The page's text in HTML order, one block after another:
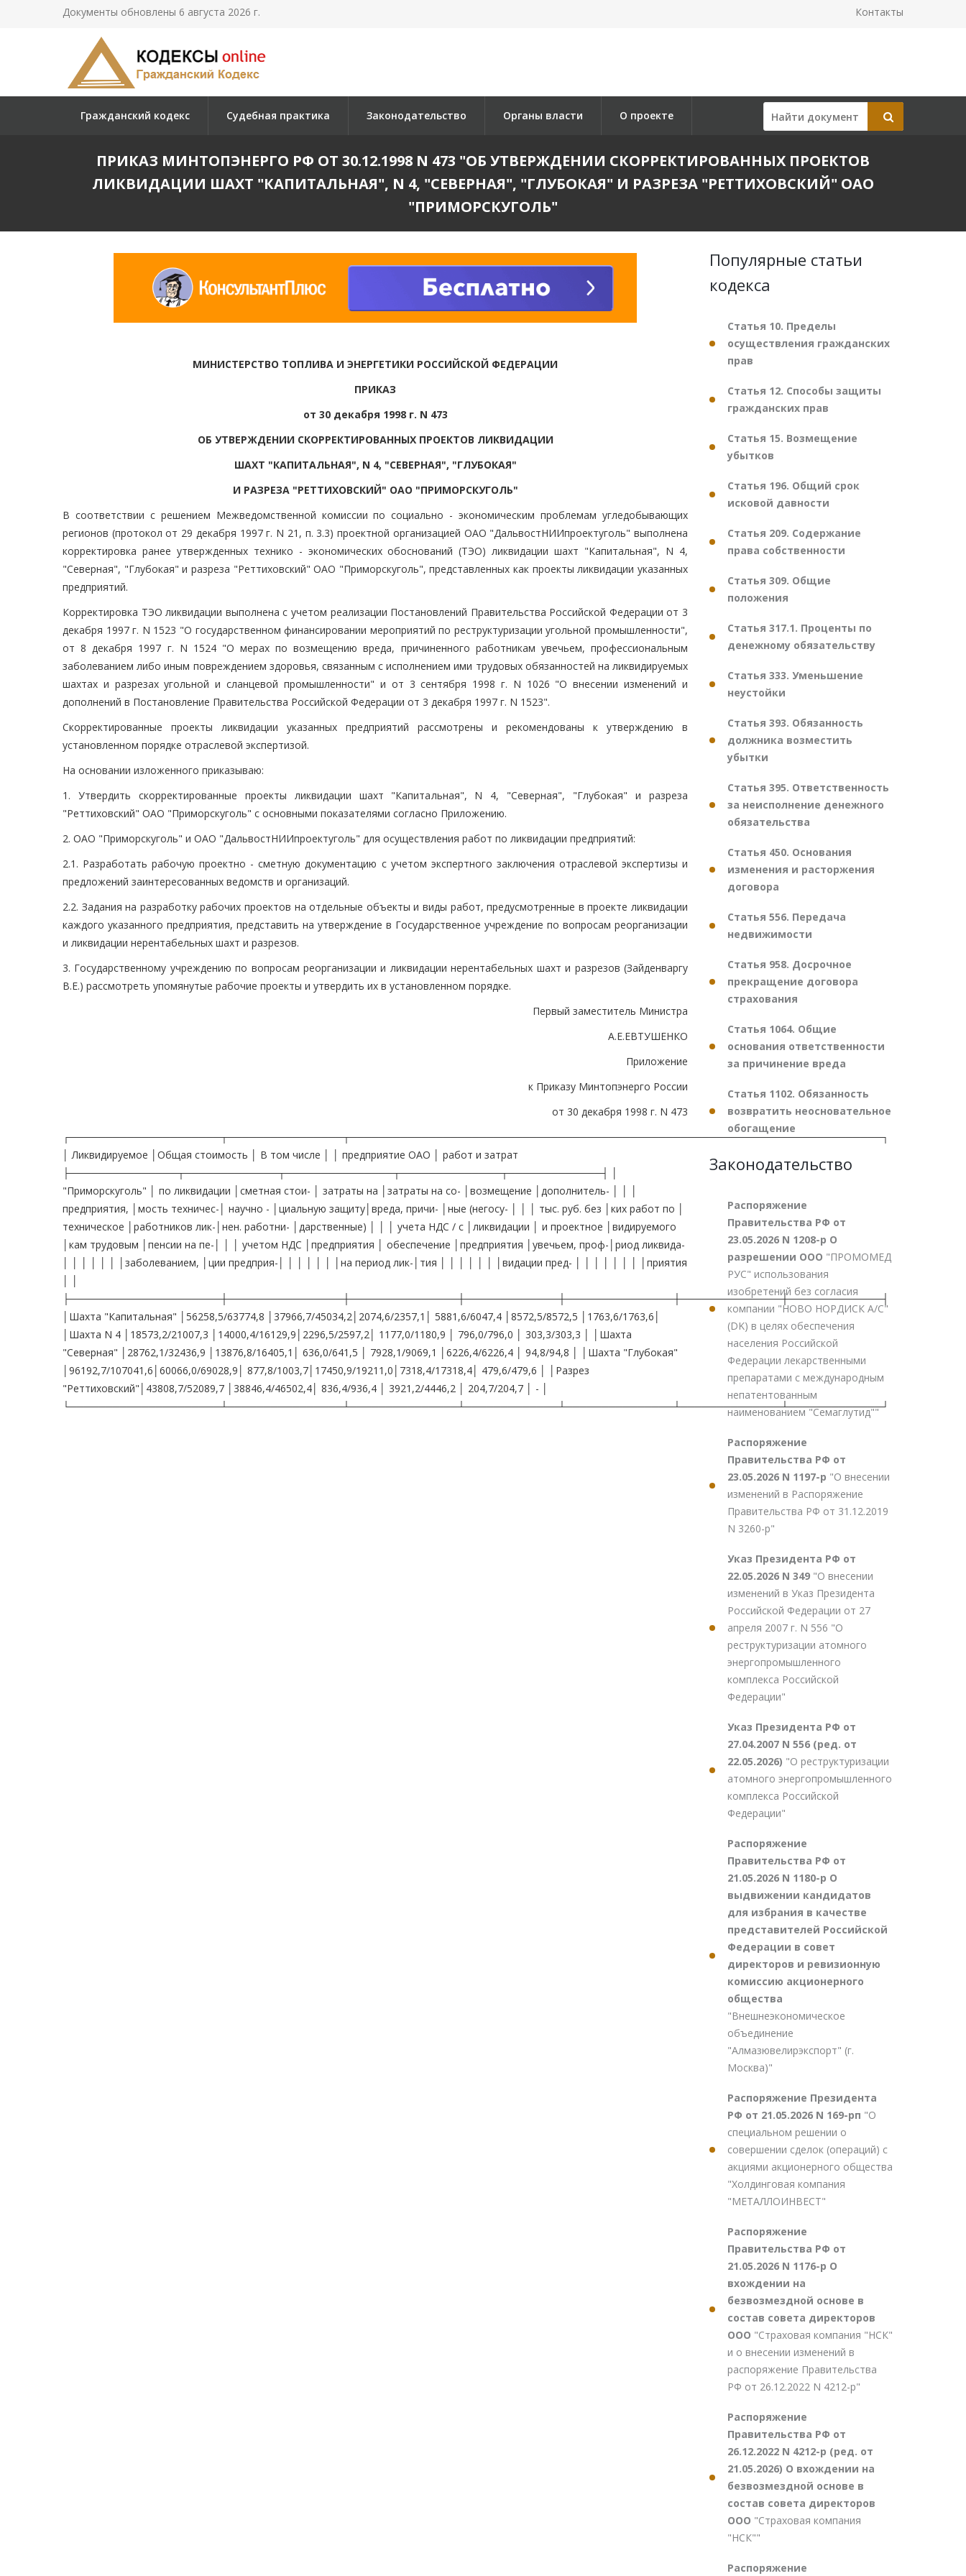
Документы обновлены 6 августа 2026 г. Контакты
Гражданский кодекс Судебная практика Законодательство Органы власти О проекте
ПРИКАЗ МИНТОПЭНЕРГО РФ ОТ 30.12.1998 N 473 "ОБ УТВЕРЖДЕНИИ СКОРРЕКТИРОВАННЫХ ПРОЕКТОВ
ЛИКВИДАЦИИ ШАХТ "КАПИТАЛЬНАЯ", N 4, "СЕВЕРНАЯ", "ГЛУБОКАЯ" И РАЗРЕЗА "РЕТТИХОВСКИЙ" ОАО
"ПРИМОРСКУГОЛЬ"
МИНИСТЕРСТВО ТОПЛИВА И ЭНЕРГЕТИКИ РОССИЙСКОЙ ФЕДЕРАЦИИ
ПРИКАЗ
от 30 декабря 1998 г. N 473
ОБ УТВЕРЖДЕНИИ СКОРРЕКТИРОВАННЫХ ПРОЕКТОВ ЛИКВИДАЦИИ
ШАХТ "КАПИТАЛЬНАЯ", N 4, "СЕВЕРНАЯ", "ГЛУБОКАЯ"
И РАЗРЕЗА "РЕТТИХОВСКИЙ" ОАО "ПРИМОРСКУГОЛЬ"
В соответствии с решением Межведомственной комиссии по социально - экономическим проблемам угледобывающих
регионов (протокол от 29 декабря 1997 г. N 21, п. 3.3) проектной организацией ОАО "ДальвостНИИпроектуголь" выполнена
корректировка ранее утвержденных технико - экономических обоснований (ТЭО) ликвидации шахт "Капитальная", N 4,
"Северная", "Глубокая" и разреза "Реттиховский" ОАО "Приморскуголь", представленных как проекты ликвидации указанных
предприятий.
Корректировка ТЭО ликвидации выполнена с учетом реализации Постановлений Правительства Российской Федерации от 3
декабря 1997 г. N 1523 "О государственном финансировании мероприятий по реструктуризации угольной промышленности",
от 8 декабря 1997 г. N 1524 "О мерах по возмещению вреда, причиненного работникам увечьем, профессиональным
заболеванием либо иным повреждением здоровья, связанным с исполнением ими трудовых обязанностей на ликвидируемых
шахтах и разрезах угольной и сланцевой промышленности" и от 3 сентября 1998 г. N 1026 "О внесении изменений и
дополнений в Постановление Правительства Российской Федерации от 3 декабря 1997 г. N 1523".
Скорректированные проекты ликвидации указанных предприятий рассмотрены и рекомендованы к утверждению в
установленном порядке отраслевой экспертизой.
На основании изложенного приказываю:
1. Утвердить скорректированные проекты ликвидации шахт "Капитальная", N 4, "Северная", "Глубокая" и разреза
"Реттиховский" ОАО "Приморскуголь" с основными показателями согласно Приложению.
2. ОАО "Приморскуголь" и ОАО "ДальвостНИИпроектуголь" для осуществления работ по ликвидации предприятий:
2.1. Разработать рабочую проектно - сметную документацию с учетом экспертного заключения отраслевой экспертизы и
предложений заинтересованных ведомств и организаций.
2.2. Задания на разработку рабочих проектов на отдельные объекты и виды работ, предусмотренные в проекте ликвидации
каждого указанного предприятия, представить на утверждение в Государственное учреждение по вопросам реорганизации
и ликвидации нерентабельных шахт и разрезов.
3. Государственному учреждению по вопросам реорганизации и ликвидации нерентабельных шахт и разрезов (Зайденваргу
В.Е.) рассмотреть упомянутые рабочие проекты и утвердить их в установленном порядке.
Первый заместитель Министра
А.Е.ЕВТУШЕНКО
Приложение
к Приказу Минтопэнерго России
от 30 декабря 1998 г. N 473
┌─────────────────────┬────────────────┬──────────────────────────────────────────────────────────────────────────┐
│ Ликвидируемое │Общая стоимость │ В том числе │ │ предприятие ОАО │ работ и затрат
├───────────────┬─────────────┬───────────────┬──────────────┬─────────────┤ │
"Приморскуголь" │ по ликвидации │сметная стои- │ затраты на │затраты на со- │возмещение │дополнитель- │ │ │
предприятия, │мость техничес-│ научно - │циальную защиту│вреда, причи- │ные (негосу- │ │ │ тыс. руб. без │ких работ по │
техническое │работников лик-│нен. работни- │дарственные) │ │ │ учета НДС / с │ликвидации │ и проектное │видируемого
│кам трудовым │пенсии на пе-│ │ │ учетом НДС │предприятия │ обеспечение │предприятия │увечьем, проф-│риод ликвида-
│ │ │ │ │ │ │заболеванием, │ции предприя-│ │ │ │ │ │ │на период лик-│тия │ │ │ │ │ │ │видации пред- │ │ │ │ │ │ │ │приятия
├─────────────────────┼────────────────┼───────────────┼─────────────┼───────────────┼──────────────┼─────────────┤
│Шахта "Капитальная" │56258,5/63774,8 │37966,7/45034,2│2074,6/2357,1│ 5881,6/6047,4 │8572,5/8572,5 │1763,6/1763,6│
│Шахта N 4 │18573,2/21007,3 │14000,4/16129,9│2296,5/2597,2│ 1177,0/1180,9 │ 796,0/796,0 │ 303,3/303,3 │ │Шахта
"Северная" │28762,1/32436,9 │13876,8/16405,1│ 636,0/641,5 │ 7928,1/9069,1 │6226,4/6226,4 │ 94,8/94,8 │ │Шахта "Глубокая"
│96192,7/107041,6│60066,0/69028,9│ 877,8/1003,7│17450,9/19211,0│7318,4/17318,4│ 479,6/479,6 │ │Разрез
"Реттиховский"│43808,7/52089,7 │38846,4/46502,4│ 836,4/936,4 │ 3921,2/4446,2 │ 204,7/204,7 │ - │
└─────────────────────┴────────────────┴───────────────┴─────────────┴───────────────┴──────────────┴─────────────┘
Популярные статьи
кодекса
Статья 10. Пределы
осуществления гражданских
прав
Статья 12. Способы защиты
гражданских прав
Статья 15. Возмещение
убытков
Статья 196. Общий срок
исковой давности
Статья 209. Содержание
права собственности
Статья 309. Общие
положения
Статья 317.1. Проценты по
денежному обязательству
Статья 333. Уменьшение
неустойки
Статья 393. Обязанность
должника возместить
убытки
Статья 395. Ответственность
за неисполнение денежного
обязательства
Статья 450. Основания
изменения и расторжения
договора
Статья 556. Передача
недвижимости
Статья 958. Досрочное
прекращение договора
страхования
Статья 1064. Общие
основания ответственности
за причинение вреда
Статья 1102. Обязанность
возвратить неосновательное
обогащение
Законодательство
Распоряжение
Правительства РФ от
23.05.2026 N 1208-р О
разрешении ООО "ПРОМОМЕД
РУС" использования
изобретений без согласия
компании "НОВО НОРДИСК А/С"
(DK) в целях обеспечения
населения Российской
Федерации лекарственными
препаратами с международным
непатентованным
наименованием "Семаглутид""
Распоряжение
Правительства РФ от
23.05.2026 N 1197-р "О внесении
изменений в Распоряжение
Правительства РФ от 31.12.2019
N 3260-р"
Указ Президента РФ от
22.05.2026 N 349 "О внесении
изменений в Указ Президента
Российской Федерации от 27
апреля 2007 г. N 556 "О
реструктуризации атомного
энергопромышленного
комплекса Российской
Федерации"
Указ Президента РФ от
27.04.2007 N 556 (ред. от
22.05.2026) "О реструктуризации
атомного энергопромышленного
комплекса Российской
Федерации"
Распоряжение
Правительства РФ от
21.05.2026 N 1180-р О
выдвижении кандидатов
для избрания в качестве
представителей Российской
Федерации в совет
директоров и ревизионную
комиссию акционерного
общества
"Внешнеэкономическое
объединение
"Алмазювелирэкспорт" (г.
Москва)"
Распоряжение Президента
РФ от 21.05.2026 N 169-рп "О
специальном решении о
совершении сделок (операций) с
акциями акционерного общества
"Холдинговая компания
"МЕТАЛЛОИНВЕСТ"
Распоряжение
Правительства РФ от
21.05.2026 N 1176-р О
вхождении на
безвозмездной основе в
состав совета директоров
ООО "Страховая компания "НСК"
и о внесении изменений в
распоряжение Правительства
РФ от 26.12.2022 N 4212-р"
Распоряжение
Правительства РФ от
26.12.2022 N 4212-р (ред. от
21.05.2026) О вхождении на
безвозмездной основе в
состав совета директоров
ООО "Страховая компания
"НСК""
Распоряжение